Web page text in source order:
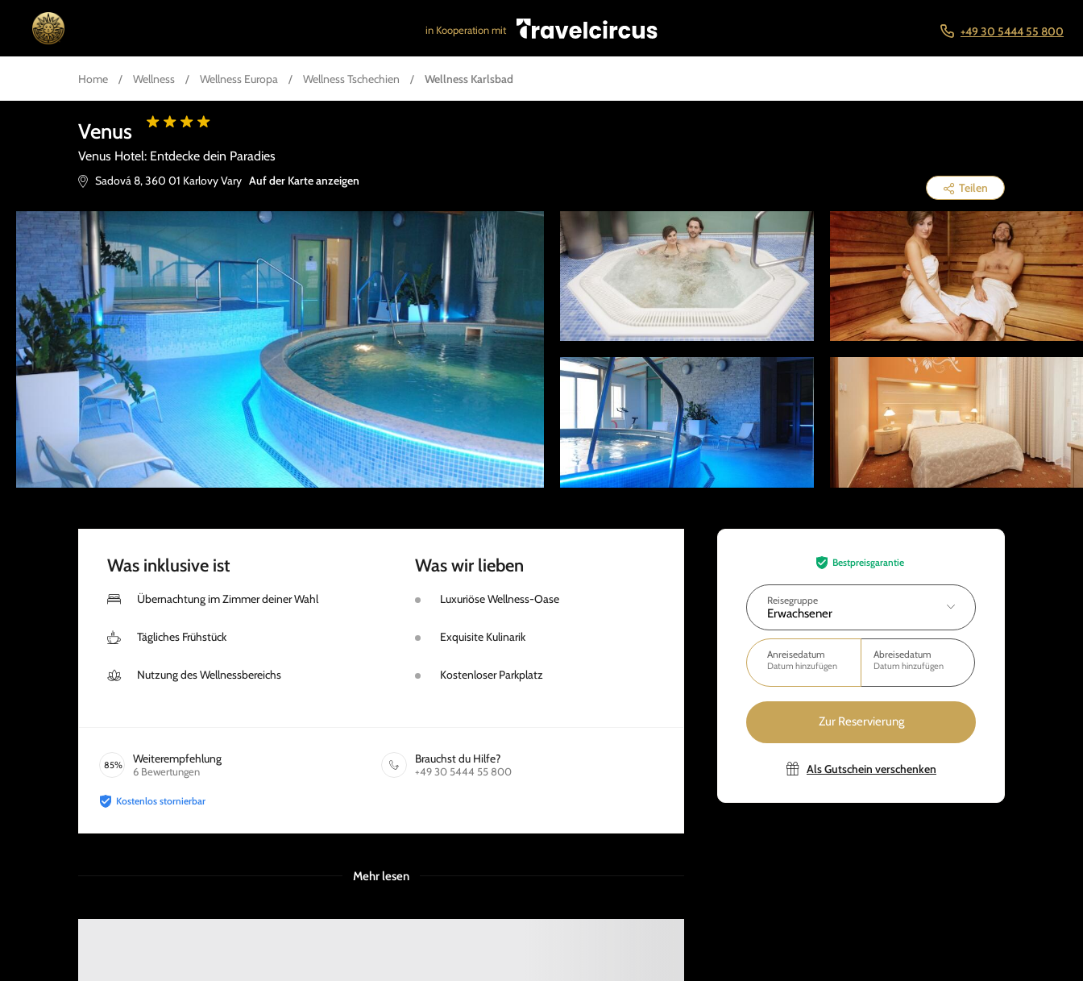
in Kooperation mit +49 30 5444 55 800
Home / Wellness / Wellness Europa / Wellness Tschechien / Wellness Karlsbad
Venus
Venus Hotel: Entdecke dein Paradies
Sadová 8,360 01 Karlovy Vary Auf der Karte anzeigen Teilen
Bestpreisgarantie
Reisegruppe
Erwachsener
Anreisedatum
Datum hinzufügen
Abreisedatum
Datum hinzufügen
Zur Reservierung
Als Gutschein verschenken
Was inklusive ist
Übernachtung im Zimmer deiner Wahl
Tägliches Frühstück
Nutzung des Wellnessbereichs
Was wir lieben
Luxuriöse Wellness-Oase
Exquisite Kulinarik
Kostenloser Parkplatz
85% Weiterempfehlung
6 Bewertungen
Brauchst du Hilfe?
+49 30 5444 55 800
Kostenlos stornierbar
Mehr lesen